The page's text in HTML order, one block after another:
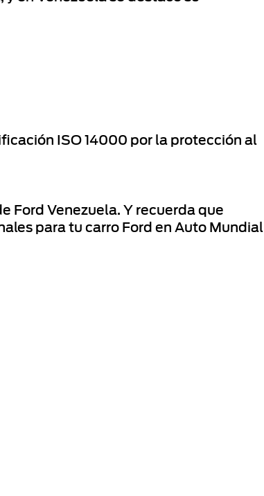
ISO 14000 por la protección al
Ford Venezuela. Y recuerda que
para tu carro Ford en Auto Mundial